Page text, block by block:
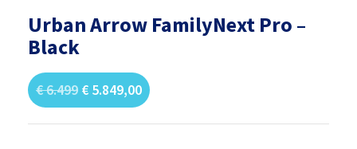
Urban Arrow FamilyNext Pro –
Black
€6.499 € 5.849,00